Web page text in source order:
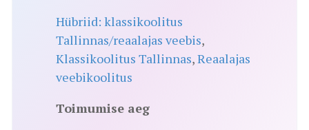
Hübriid: klassikoolitus
Tallinnas/reaalajas veebis,
Klassikoolitus Tallinnas,Reaalajas
veebikoolitus
Toimumise aeg